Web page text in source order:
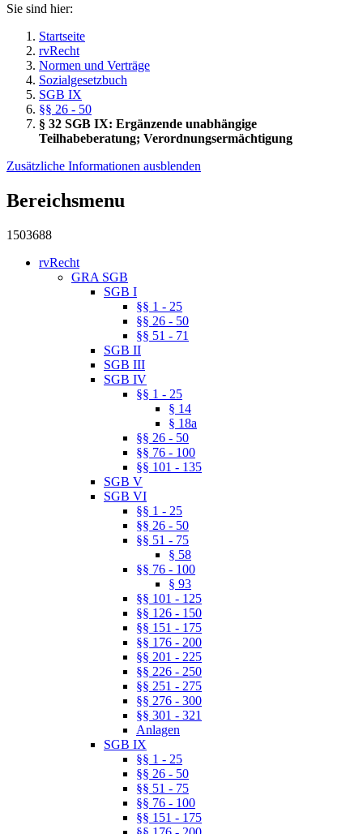
Sie sind hier:
Startseite
rvRecht
Normen und Verträge
Sozialgesetzbuch
SGB IX
§§ 26 - 50
§ 32 SGB IX: Ergänzende unabhängige
Teilhabeberatung; Verordnungsermächtigung
Zusätzliche Informationen ausblenden
Bereichsmenu
1503688
rvRecht
GRA SGB
SGB I
§§ 1 - 25
§§ 26 - 50
§§ 51 - 71
SGB II
SGB III
SGB IV
§§ 1 - 25
§ 14
§ 18a
§§ 26 - 50
§§ 76 - 100
§§ 101 - 135
SGB V
SGB VI
§§ 1 - 25
§§ 26 - 50
§§ 51 - 75
§ 58
§§ 76 - 100
§ 93
§§ 101 - 125
§§ 126 - 150
§§ 151 - 175
§§ 176 - 200
§§ 201 - 225
§§ 226 - 250
§§ 251 - 275
§§ 276 - 300
§§ 301 - 321
Anlagen
SGB IX
§§ 1 - 25
§§ 26 - 50
§§ 51 - 75
§§ 76 - 100
§§ 151 - 175